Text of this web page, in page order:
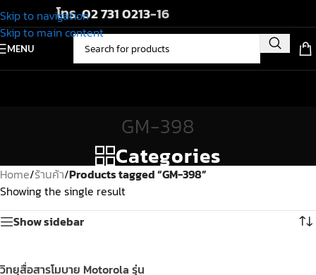
Skip to navigation
Skip to main content
โทร.02 731 0213-16
MENU
GM-398
Categories
Home/ร้านค้า/Products tagged “GM-398”
Showing the single result
Show sidebar
วิทยุสื่อสารโมบาย Motorola รุ่น